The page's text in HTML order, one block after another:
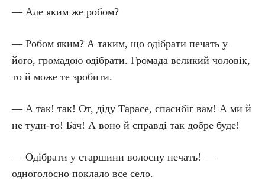
— Але яким же робом?
— Робом яким? А таким, що одібрати печать у
його, громадою одібрати. Громада великий чоловік,
то й може те зробити.
— А так! так! От, діду Тарасе, спасибіг вам! А ми й
не туди-то! Бач! А воно й справді так добре буде!
— Одібрати у старшини волосну печать! —
одноголосно поклало все село.